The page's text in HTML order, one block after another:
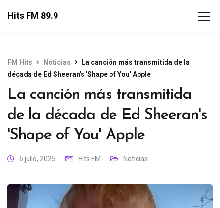
Hits FM 89.9
FM Hits Noticias
La canción más transmitida de la
década de Ed Sheeran's 'Shape of You' Apple
La canción más transmitida
de la década de Ed Sheeran's
'Shape of You' Apple
6 julio, 2025 Hits FM Noticias